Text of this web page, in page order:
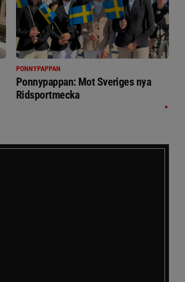
PONNYPAPPAN
Ponnypappan: Mot Sveriges nya
Ridsportmecka